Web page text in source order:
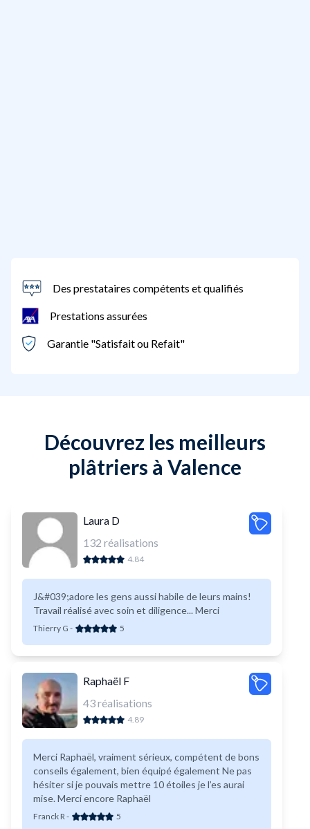
Des prestataires compétents et qualifiés
Prestations assurées
Garantie "Satisfait ou Refait"
Découvrez les meilleurs
plâtriers à Valence
Laura D
132 réalisations
4.84
J&#039;adore les gens aussi habile de leurs mains!
Travail réalisé avec soin et diligence... Merci
Thierry G - 5
Raphaël F
43réalisations
4.89
Merci Raphaël, vraiment sérieux, compétent de bons
conseils également, bien équipé également Ne pas
hésiter si je pouvais mettre 10 étoiles je l’es aurai
mise. Merci encore Raphaël
Franck R- 5